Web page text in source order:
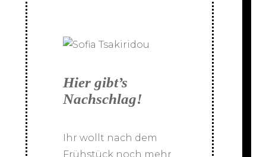
Hier gibt’s
Nachschlag!
Ihr wollt nach dem
Frühstück noch mehr